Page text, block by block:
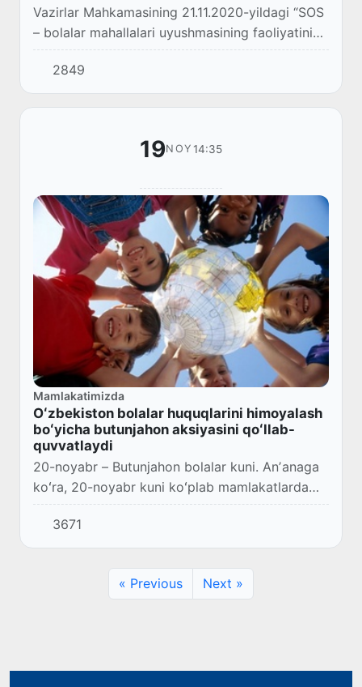
Vazirlar Mahkamasining 21.11.2020-yildagi “SOS
– bolalar mahallalari uyushmasining faoliyatini
yana-da takomillashtirish chora-tadbirlari
toʻgʻrisida”gi 738-son qarori qabul qilind...
2849
19NOY 14:35
Mamlakatimizda
Oʻzbekiston bolalar huquqlarini himoyalash
boʻyicha butunjahon aksiyasini qoʻllab-
quvvatlaydi
20-noyabr – Butunjahon bolalar kuni. Anʼanaga
koʻra, 20-noyabr kuni koʻplab mamlakatlarda
mavzuga doir tadbirlar oʻtkaziladi, unda
ishtirokchilar nafaqat sohadagi yutuqlarni,
balki...
3671
« Previous Next »